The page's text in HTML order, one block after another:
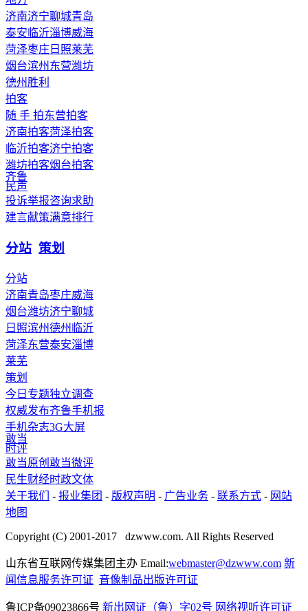
济南济宁聊城青岛
泰安 临沂淄博威海
菏泽枣庄 日照莱芜
烟台滨州 东营潍坊
德州 胜利
拍客
随 手 拍东营拍客
济南拍客菏泽拍客
临沂拍客济宁拍客
潍坊拍客烟台拍客
齐鲁
民声
投诉举报咨询求助
建言献策满意排行
分站 策划
分站
济南青岛枣庄威海
烟台潍坊济宁聊城
日照滨州德州 临沂
菏泽东营泰安淄博
莱芜
策划
今日专题独立调查
权威发布齐鲁手机报
手机杂志3G大屏
敢当
时评
敢当原创 敢当微评
民生财经时政文体
关于我们
- 报业集团 - 版权声明 - 广告业务 - 联系方式 - 网站
地图
Copyright (C) 2001-2017 dzwww.com. All Rights Reserved
山东省互联网传媒集团主办 Email:webmaster@dzwww.com 新
闻信息服务许可证 音像制品出版许可证
鲁ICP备09023866号 新出网证（鲁）字02号 网络视听许可证